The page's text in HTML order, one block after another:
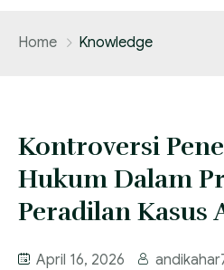
Services
FAQ
Blog
Home Knowledge
Kontroversi
Hukum Dalam
Peradilan Kasus
April 16, 2026